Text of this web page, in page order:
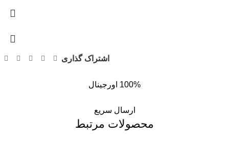
اشتراک گذاری
100% اورجینال
ارسال سریع
محصولات مرتبط